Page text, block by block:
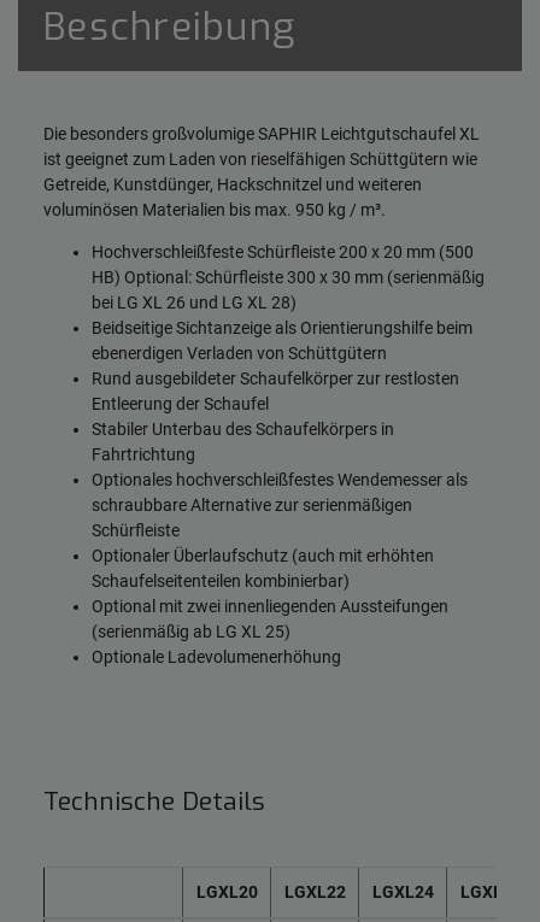
Beschreibung
Die besonders großvolumige SAPHIR Leichtgutschaufel XL
ist geeignet zum Laden von rieselfähigen Schüttgütern wie
Getreide, Kunstdünger, Hackschnitzel und weiteren
voluminösen Materialien bis max. 950 kg / m³.
Hochverschleißfeste Schürfleiste 200 x 20 mm (500
HB) Optional: Schürfleiste 300 x 30 mm (serienmäßig
bei LG XL 26 und LG XL 28)
Beidseitige Sichtanzeige als Orientierungshilfe beim
ebenerdigen Verladen von Schüttgütern
Rund ausgebildeter Schaufelkörper zur restlosten
Entleerung der Schaufel
Stabiler Unterbau des Schaufelkörpers in
Fahrtrichtung
Optionales hochverschleißfestes Wendemesser als
schraubbare Alternative zur serienmäßigen
Schürfleiste
Optionaler Überlaufschutz (auch mit erhöhten
Schaufelseitenteilen kombinierbar)
Optional mit zwei innenliegenden Aussteifungen
(serienmäßig ab LG XL 25)
Optionale Ladevolumenerhöhung
Technische Details
LGXL20 LGXL22 LGXL24 LGXL25